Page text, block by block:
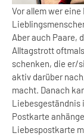
Vor allem wer
Aber auch Paare,
Alltagstrott
schenken, die er/
aktiv darüber
macht. Danach
Liebesgeständnis
Postkarte
Liebespostkarte